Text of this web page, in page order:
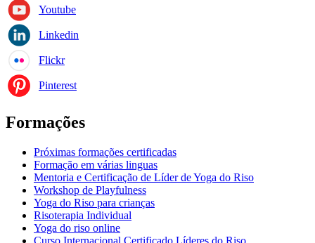
Youtube
Linkedin
Flickr
Pinterest
Formações
Próximas formações certificadas
Formação em várias linguas
Mentoria e Certificação de Líder de Yoga do Riso
Workshop de Playfulness
Yoga do Riso para crianças
Risoterapia Individual
Yoga do riso online
Curso Internacional Certificado Líderes do Riso